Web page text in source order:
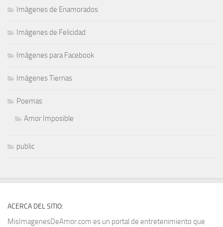
Imágenes de Enamorados
Imágenes de Felicidad
Imágenes para Facebook
Imágenes Tiernas
Poemas
Amor Imposible
public
ACERCA DEL SITIO:
MisImagenesDeAmor.com es un portal de entretenimiento que